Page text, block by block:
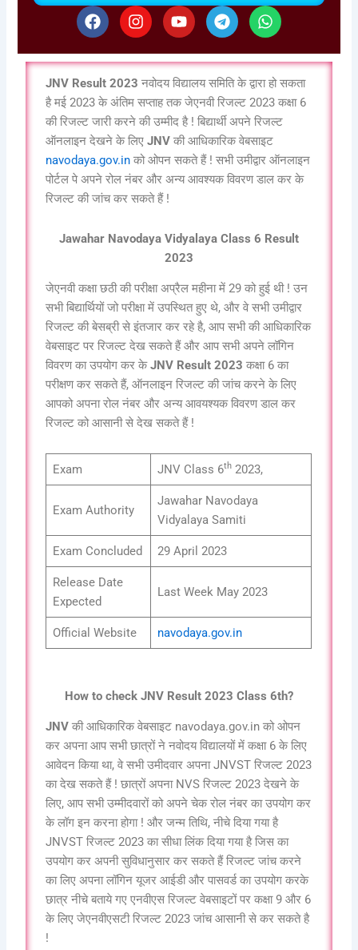
F
a
e
b
o
o
k
I
n
t
a
g
r
a
m
Y
o
t
u
b
e
T
e
e
g
r
a
m
W
h
t
s
a
p
p
JNV Result 2023नवोदय विद्यालय समिति के द्वारा हो सकता
है मई 2023 के अंतिम सप्ताह तक जेएनवी रिजल्ट 2023 कक्षा 6
की रिजल्ट जारी करने की उम्मीद है ! बिद्यार्थी अपने रिजल्ट
ऑनलाइन देखने के लिएJNV की आधिकारिक वेबसाइट
navodaya.gov.in को ओपन सकते हैं ! सभी उमीद्वार ऑनलाइन
पोर्टल पे अपने रोल नंबर और अन्य आवश्यक विवरण डाल कर के
रिजल्ट की जांच कर सकते हैं !
Jawahar Navodaya Vidyalaya Class 6 Result
2023
जेएनवी कक्षा छठी की परीक्षा अप्रैल महीना में 29 को हुई थी ! उन
सभी बिद्यार्थियों जो परीक्षा में उपस्थित हुए थे, और वे सभी उमीद्वार
रिजल्ट की बेसब्री से इंतजार कर रहे है, आप सभी की आधिकारिक
वेबसाइट पर रिजल्ट देख सकते हैं और आप सभी अपने लॉगिन
विवरण का उपयोग कर केJNV Result 2023 कक्षा 6 का
परीक्षण कर सकते हैं, ऑनलाइन रिजल्ट की जांच करने के लिए
आपको अपना रोल नंबर और अन्य आवयश्यक विवरण डाल कर
रिजल्ट को आसानी से देख सकते हैं !
Exam JNV Class 6th2023,
Exam Authority
Jawahar Navodaya
Vidyalaya Samiti
Exam Concluded 29 April 2023
Release Date
Expected
Last Week May 2023
Official Website navodaya.gov.in
How to check JNV Result 2023 Class 6th?
JNV की आधिकारिक वेबसाइट navodaya.gov.in को ओपन
कर अपना आप सभी छात्रों ने नवोदय विद्यालयों में कक्षा 6 के लिए
आवेदन किया था, वे सभी उमीदवार अपना JNVST रिजल्ट 2023
का देख सकते हैं ! छात्रों अपना NVS रिजल्ट 2023 देखने के
लिए, आप सभी उम्मीदवारों को अपने चेक रोल नंबर का उपयोग कर
के लॉग इन करना होगा ! और जन्म तिथि, नीचे दिया गया है
JNVST रिजल्ट 2023 का सीधा लिंक दिया गया है जिस का
उपयोग कर अपनी सुविधानुसार कर सकते हैं रिजल्ट जांच करने
का लिए अपना लॉगिन यूजर आईडी और पासवर्ड का उपयोग करके
छात्र नीचे बताये गए एनवीएस रिजल्ट वेबसाइटों पर कक्षा 9 और 6
के लिए जेएनवीएसटी रिजल्ट 2023 जांच आसानी से कर सकते है
!